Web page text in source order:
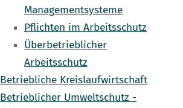
Managementsysteme
Pflichten im Arbeitsschutz
Überbetrieblicher
Arbeitsschutz
Betriebliche Kreislaufwirtschaft
Betrieblicher Umweltschutz -